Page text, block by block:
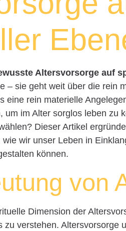
Altersvorsorge auf
– sie geht weit über die rein
eine rein materielle
um im Alter sorglos leben zu
Dieser Artikel
wir unser Leben in
können.
von
Dimension der
zu verstehen. Altersvorsorge